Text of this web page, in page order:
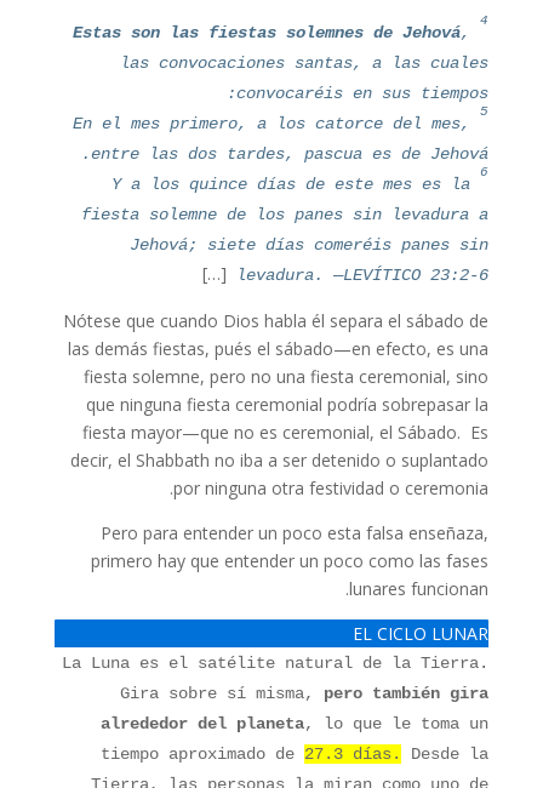
4
Estas son las fiestas solemnes de Jehová,
las convocaciones santas, a las cuales
convocaréis en sus tiempos:
5
En el mes primero, a los catorce del mes,
entre las dos tardes, pascua es de Jehová.
6
Y a los quince días de este mes es la
fiesta solemne de los panes sin levadura a
Jehová; siete días comeréis panes sin
levadura. —LEVÍTICO 23:2-6
[…]
Nótese que cuando Dios habla él separa el sábado de
las demás fiestas, pués el sábado—en efecto, es una
fiesta solemne, pero no una fiesta ceremonial, sino
que ninguna fiesta ceremonial podría sobrepasar la
fiesta mayor—que no es ceremonial, el Sábado. Es
decir, el Shabbath no iba a ser detenido o suplantado
por ninguna otra festividad o ceremonia.
Pero para entender un poco esta falsa enseñaza,
primero hay que entender un poco como las fases
lunares funcionan.
EL CICLO LUNAR
La Luna es el satélite natural de la Tierra.
Gira sobre sí misma, pero también gira
alrededor del planeta, lo que le toma un
tiempo aproximado de 27.3 días.
Desde la